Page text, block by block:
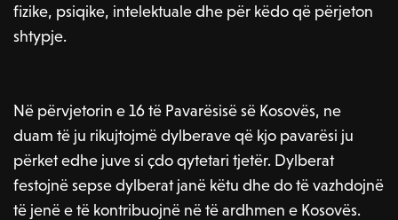
fizike, psiqike, intelektuale dhe për këdo që përjeton
shtypje.
Në përvjetorin e 16 të Pavarësisë së Kosovës, ne
duam të ju rikujtojmë dylberave që kjo pavarësi ju
përket edhe juve si çdo qytetari tjetër. Dylberat
festojnë sepse dylberat janë këtu dhe do të vazhdojnë
të jenë e të kontribuojnë në të ardhmen e Kosovës.